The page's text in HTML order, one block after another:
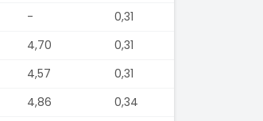
-
0,31
4,70
0,31
4,57
0,31
4,86
0,34